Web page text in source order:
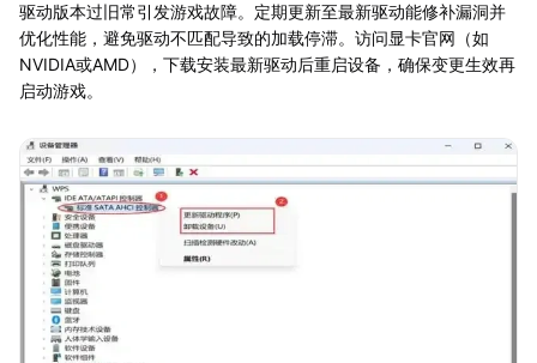
驱动版本过旧常引发游戏故障。定期更新至最新驱动能修补漏洞并
优化性能，避免驱动不匹配导致的加载停滞。访问显卡官网（如
NVIDIA或AMD），下载安装最新驱动后重启设备，确保变更生效再
启动游戏。